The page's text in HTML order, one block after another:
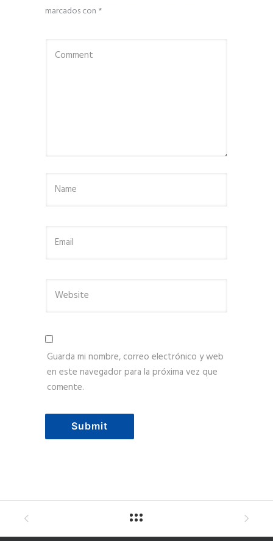
marcados con *
Guarda mi nombre, correo electrónico y web
en este navegador para la próxima vez que
comente.